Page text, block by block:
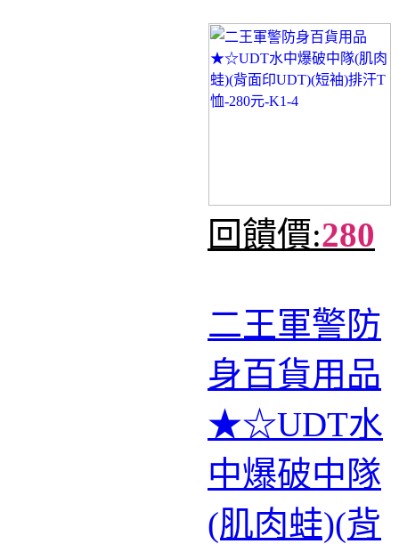
回饋價:280
二王軍警防
身百貨用品
★☆UDT水
中爆破中隊
(肌肉蛙)(背